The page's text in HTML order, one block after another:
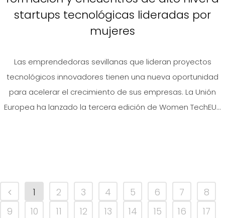
startups tecnológicas lideradas por
mujeres
Las emprendedoras sevillanas que lideran proyectos
tecnológicos innovadores tienen una nueva oportunidad
para acelerar el crecimiento de sus empresas. La Unión
Europea ha lanzado la tercera edición de Women TechEU...
1 2 3 4 5 6 7
8
9
10 11 12 13 14 15 16
17